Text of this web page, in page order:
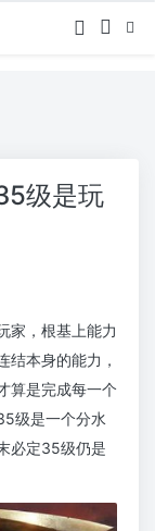
级是玩
家，根基上能力
结本身的能力，
算是完成每一个
级是一个分水
必定35级仍是